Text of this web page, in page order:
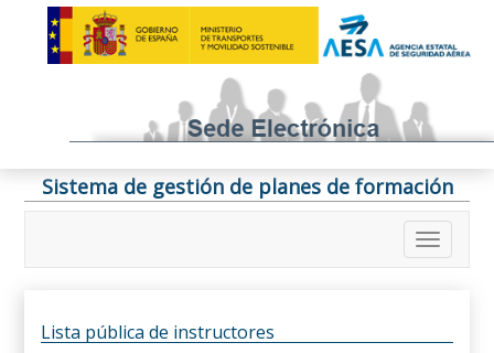
Sistema de gestión de planes de formación
Lista pública de instructores